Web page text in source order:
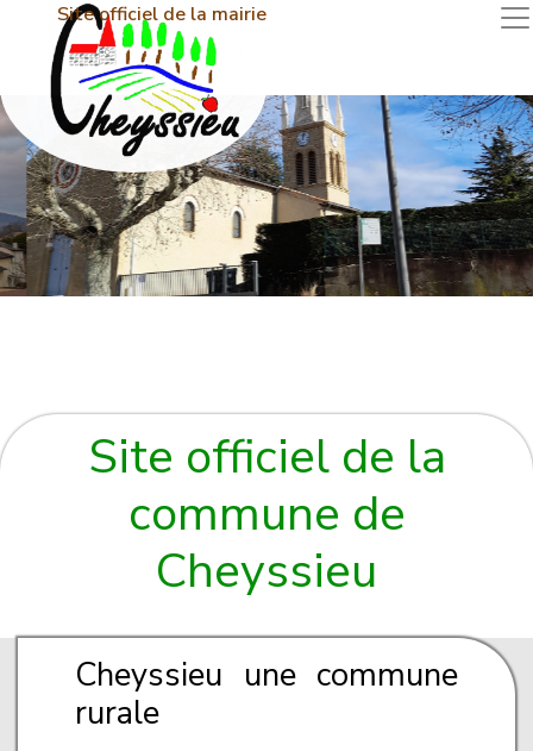
Site officiel de la mairie
Site officiel de la
commune de
Cheyssieu
Cheyssieu une commune
rurale